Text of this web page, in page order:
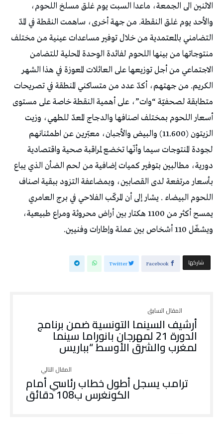
الاثنين الى الجمعة، ماعدا السبت يوم غلق مسلخ اللحوم،
والأحد يوم غلق النقطة. من جهة أخرى، ساهمت النقطة في المدّ
التضامني بالمعتمدية من خلال توفير مساعدات عينية من مختلف
منتوجاتها من بينها اللحوم لفائدة الوحدة المحلية للتضامن
الاجتماعي من أجل توزيعها على العائلات المعوزة في هذا الشهر
الكريم. من جهتهم، أكدّ عدد من متساكني المنطقة في تصريحات
متطابقة لصحفيّة “وات”، على أهمية النقطة خاصة على مستوى
أسعار اللحوم بمختلف اصنافها والدجاج المعدّ للطهي، وزيت
الزيتون (11.600) والبيض والأجبان، معبّرين عن اطمئنانهم
لجودة المنتوجات سيما وأنّها تخضع لمراقبة صحية واقتصادية
دورية، مطالبين بتوفير كميات إضافية من لحم الضأن الذي يباع
بأسعار مرتفعة لدى القصابين، وبمضاعفة التزود ببقية اصناف
اللحوم البيضاء . يشار إلى أن المركّب الفلاحي في برج العامري
يمسح أكثر من 1100 هكتار بين أراض محروثة ومراع طبيعية،
ويشغّل 110 أشخاص بين عملة وإطارات وفنيين.
‫‫ شاركها‬ Facebook
Twitter
أرشيف السينما التونسية ضمن برنامج
الدورة 21 لمهرجان بانوراما سينما
لمغرب والشرق الأوسط “بباريس
ترامب يسجل أطول خطاب رئاسي أمام
الكونغرس ب108 دقائق